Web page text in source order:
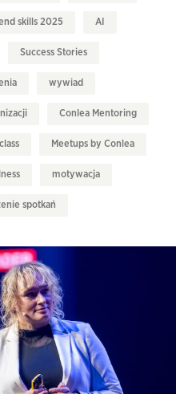
skills 2025 AI
Success Stories
wywiad
Conlea Mentoring
Meetups by Conlea
motywacja
spotkań